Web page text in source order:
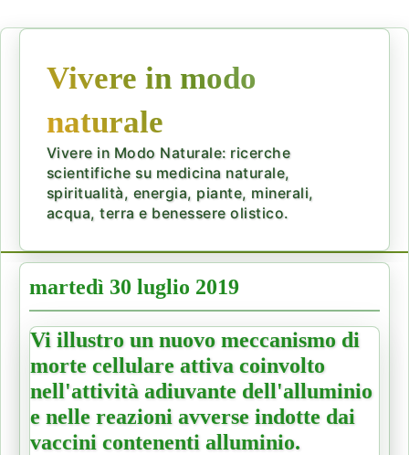
Vivere in modo
naturale
Vivere in Modo Naturale: ricerche
scientifiche su medicina naturale,
spiritualità, energia, piante, minerali,
acqua, terra e benessere olistico.
martedì 30 luglio 2019
Vi illustro un nuovo meccanismo di
morte cellulare attiva coinvolto
nell'attività adiuvante dell'alluminio
e nelle reazioni avverse indotte dai
vaccini contenenti alluminio.